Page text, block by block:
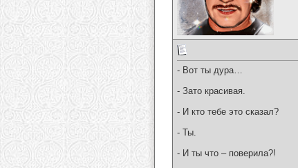
- Вот ты дура…
- Зато красивая.
- И кто тебе это сказал?
- Ты.
- И ты что – поверила?!